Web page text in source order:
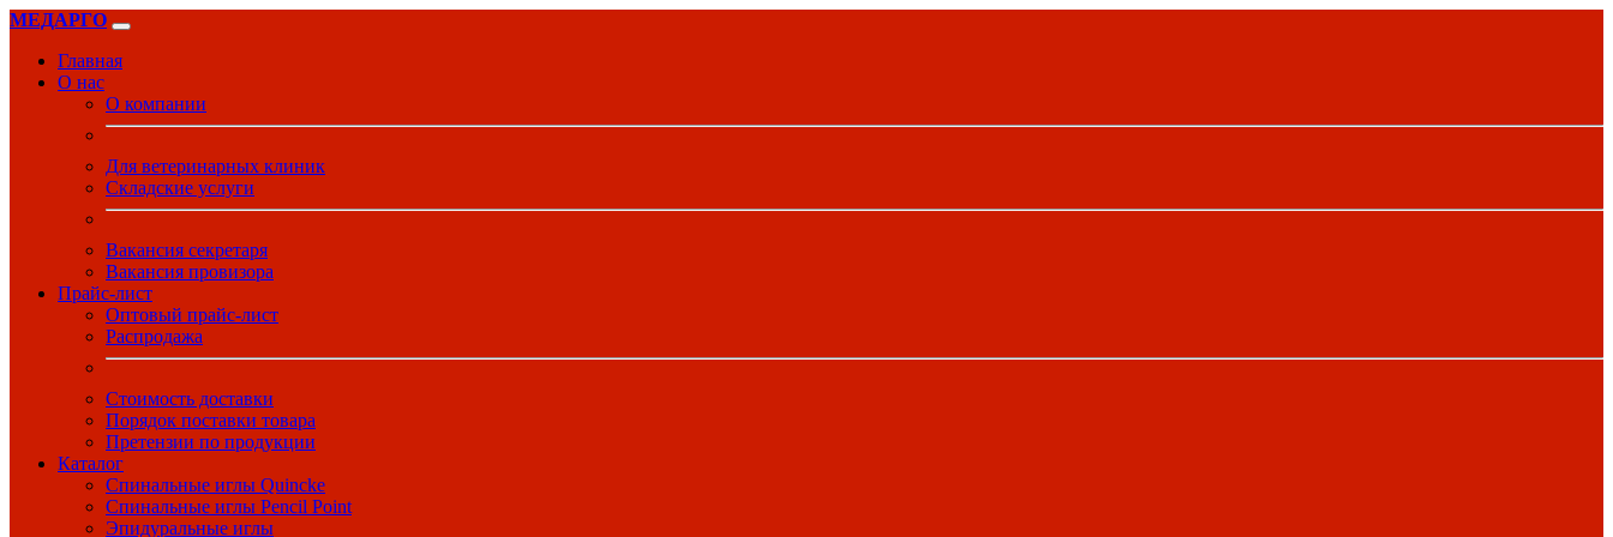
МЕДАРГО
Главная
О нас
О компании
Для ветеринарных клиник
Складские услуги
Вакансия секретаря
Вакансия провизора
Прайс-лист
Оптовый прайс-лист
Распродажа
Стоимость доставки
Порядок поставки товара
Претензии по продукции
Каталог
Спинальные иглы Quincke
Спинальные иглы Pencil Point
Эпидуральные иглы